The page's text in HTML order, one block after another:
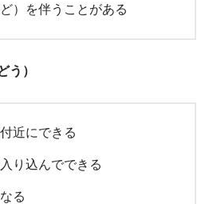
）を伴うことがある
う）
近にできる
り込んでできる
る